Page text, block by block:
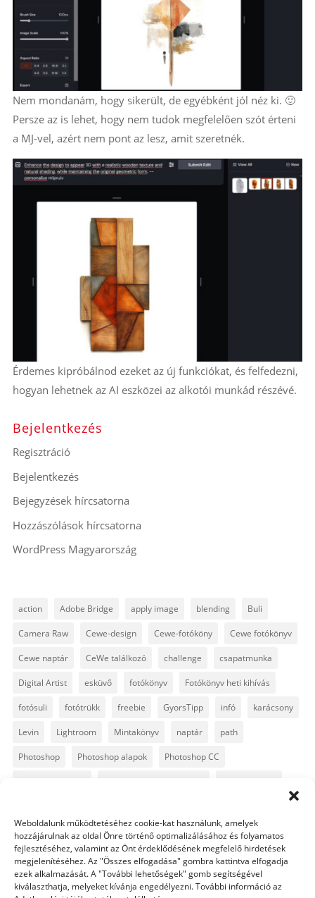
Weboldalunk működtetéséhez cookie-kat használunk, amelyek
hozzájárulnak az oldal Önre történő optimalizálásához és folyamatos
fejlesztéséhez, valamint az Önt érdeklődésének megfelelő hirdetések
megjelenítéséhez. Az "Összes elfogadása" gombra kattintva elfogadja
ezek alkalmazását. A "További lehetőségek" gomb segítségével
kiválaszthatja, melyeket kívánja engedélyezni. További információ az
Nem mondanám, hogy sikerült, de egyébként jól néz ki. 🙂
Persze az is lehet, hogy nem tudok megfelelően szót érteni
a MJ-vel, azért nem pont az lesz, amit szeretnék.
Érdemes kipróbálnod ezeket az új funkciókat, és felfedezni,
hogyan lehetnek az AI eszközei az alkotói munkád részévé.
Bejelentkezés
Regisztráció
Bejelentkezés
Bejegyzések hírcsatorna
Hozzászólások hírcsatorna
WordPress Magyarország
action Adobe Bridge apply image blending Buli
Camera Raw Cewe-design Cewe-fotóköny Cewe fotókönyv
Cewe naptár CeWe találkozó challenge csapatmunka
Digital Artist esküvő fotókönyv Fotókönyv heti kihívás
fotósuli fotótrükk freebie GyorsTipp infó karácsony
Levin Lightroom Mintakönyv naptár path
Photoshop Photoshop alapok Photoshop CC
szövegszerkesztés template text Topaz trükkök
videó vintage